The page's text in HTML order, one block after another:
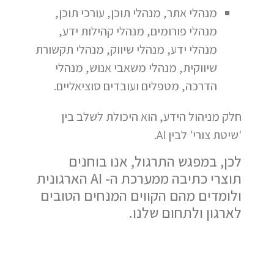
מנהלי אתר, מנהלי תוכן, עורכי תוכן,
מנהלי פורומים, מנהלי קהילות ידע,
מנהלי ידע, מנהלי שיווק, מנהלי תקשורת
שיווקית, מנהלי משאבי אנוש, מנהלי
הדרכה, מטפלים ועובדים סוציאליים.
חלק מניהול הידע, הוא היכולת לשלב בין
'שיטת צורי' לבין AI.
לכן, במפגש התרגול, אנו בוחנים
תוצרי כתיבה ממערכת ה- AI הארגונית
ולומדים מהם הקווים המנחים הטובים
לארגון ולתחום שלנו.